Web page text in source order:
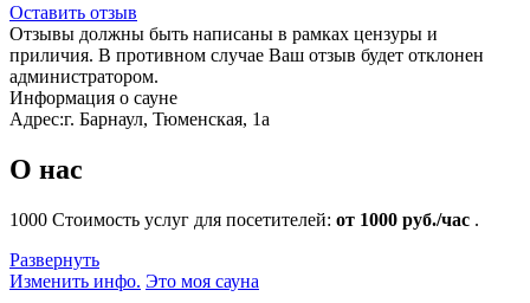
Оставить отзыв
Отзывы должны быть написаны в рамках цензуры и
приличия. В противном случае Ваш отзыв будет отклонен
администратором.
Информация о сауне
Адрес:г. Барнаул, Тюменская, 1а
О нас
1000 Стоимость услуг для посетителей: от 1000 руб./час .
Развернуть
Изменить инфо. Это моя сауна